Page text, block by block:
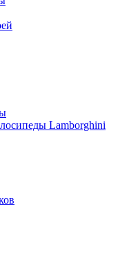
Lamborghini